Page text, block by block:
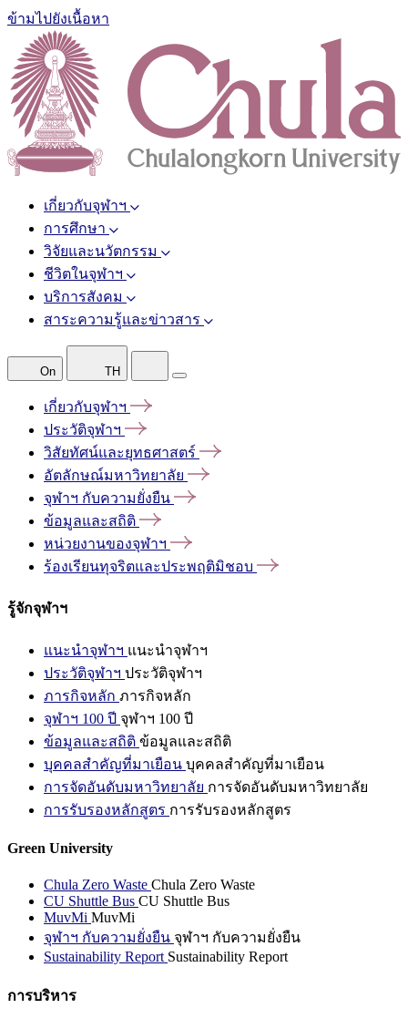
ข้ามไปยังเนื้อหา
เกี่ยวกับจุฬาฯ
การศึกษา
วิจัยและนวัตกรรม
ชีวิตในจุฬาฯ
บริการสังคม
สาระความรู้และข่าวสาร
On TH
เกี่ยวกับจุฬาฯ
ประวัติจุฬาฯ
วิสัยทัศน์และยุทธศาสตร์
อัตลักษณ์มหาวิทยาลัย
จุฬาฯ กับความยั่งยืน
ข้อมูลและสถิติ
หน่วยงานของจุฬาฯ
ร้องเรียนทุจริตและประพฤติมิชอบ
รู้จักจุฬาฯ
แนะนำจุฬาฯ แนะนำจุฬาฯ
ประวัติจุฬาฯ ประวัติจุฬาฯ
ภารกิจหลัก ภารกิจหลัก
จุฬาฯ 100 ปี จุฬาฯ 100 ปี
ข้อมูลและสถิติ ข้อมูลและสถิติ
บุคคลสำคัญที่มาเยือน บุคคลสำคัญที่มาเยือน
การจัดอันดับมหาวิทยาลัย การจัดอันดับมหาวิทยาลัย
การรับรองหลักสูตร การรับรองหลักสูตร
Green University
Chula Zero Waste Chula Zero Waste
CU Shuttle Bus CU Shuttle Bus
MuvMi MuvMi
จุฬาฯ กับความยั่งยืน จุฬาฯ กับความยั่งยืน
Sustainability Report Sustainability Report
การบริหาร